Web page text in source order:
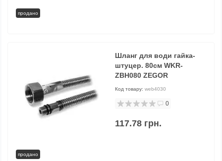
продано
продано
Шланг для води гайка-
штуцер. 80см WKR-
ZBH080 ZEGOR
Код товару: web4030
0
117.78 грн.